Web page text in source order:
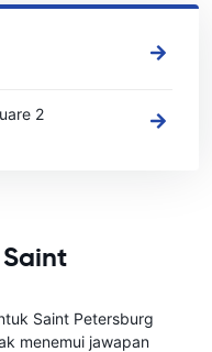
di Saint Petersburg
2
Saint Petersburg
menemui jawapan